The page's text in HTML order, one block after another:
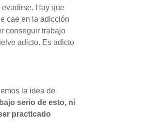
Hay que
cae en la adicción
conseguir trabajo
adicto. Es adicto
la idea de
serio de esto, ni
practicado